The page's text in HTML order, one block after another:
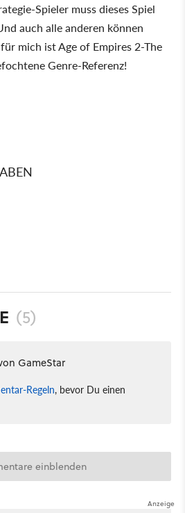
Spieler muss dieses Spiel
auch alle anderen können
mich ist Age of Empires 2-The
Genre-Referenz!
(5)
GameStar
Regeln, bevor Du einen
einblenden